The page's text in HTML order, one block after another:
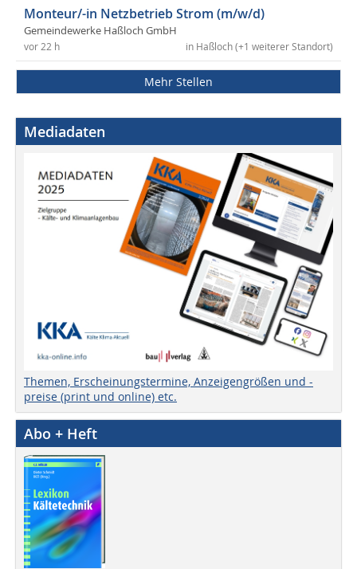
Monteur/-in Netzbetrieb Strom (m/w/d)
Gemeindewerke Haßloch GmbH
in Haßloch (+1 weiterer Standort)
vor 22 h
Mehr Stellen
Mediadaten
Themen, Erscheinungstermine, Anzeigengrößen und -
preise (print und online) etc.
Abo + Heft